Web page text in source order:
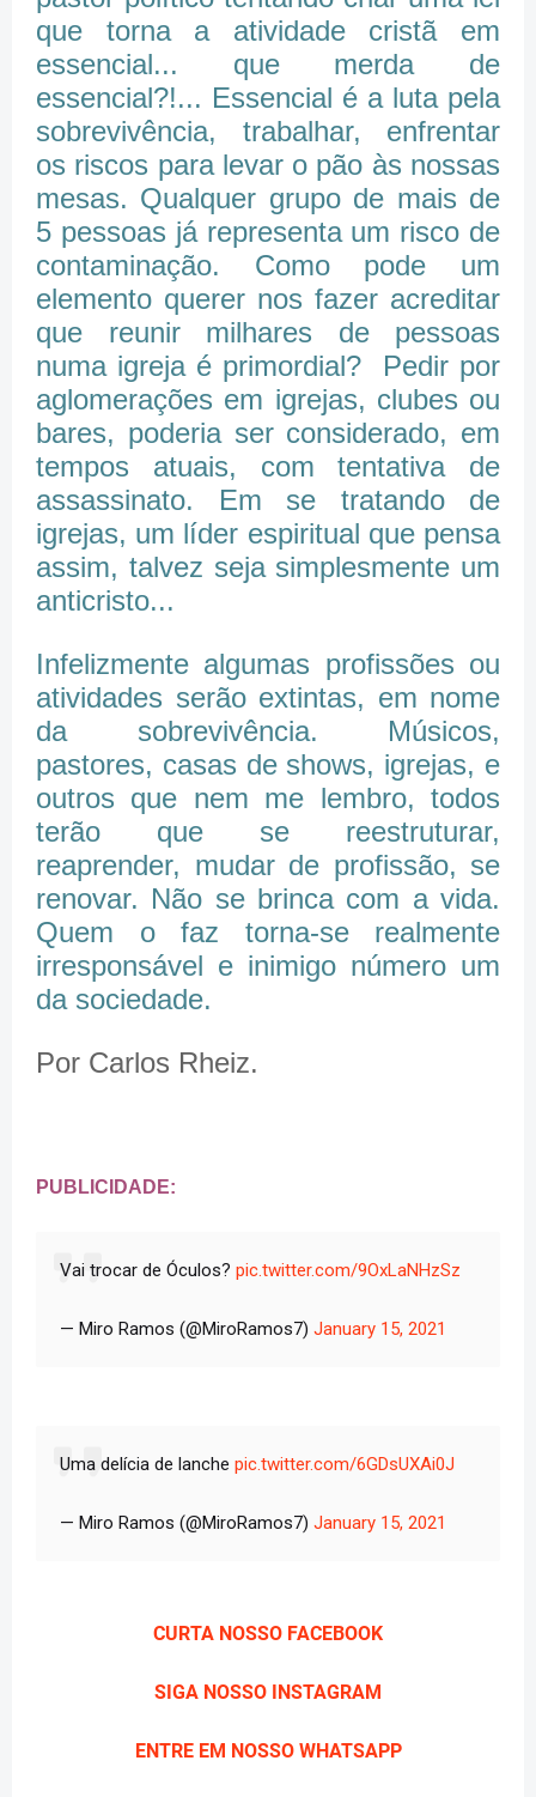
que torna a atividade cristã em
essencial... que merda de
essencial?!... Essencial é a luta pela
sobrevivência, trabalhar, enfrentar
os riscos para levar o pão às nossas
mesas. Qualquer grupo de mais de
5 pessoas já representa um risco de
contaminação. Como pode um
elemento querer nos fazer acreditar
que reunir milhares de pessoas
numa igreja é primordial? Pedir por
aglomerações em igrejas, clubes ou
bares, poderia ser considerado, em
tempos atuais, com tentativa de
assassinato. Em se tratando de
igrejas, um líder espiritual que pensa
assim, talvez seja simplesmente um
anticristo...
Infelizmente algumas profissões ou
atividades serão extintas, em nome
da sobrevivência. Músicos,
pastores, casas de shows, igrejas, e
outros que nem me lembro, todos
terão que se reestruturar,
reaprender, mudar de profissão, se
renovar. Não se brinca com a vida.
Quem o faz torna-se realmente
irresponsável e inimigo número um
da sociedade.
Por Carlos Rheiz.
PUBLICIDADE:
Vai trocar de Óculos? pic.twitter.com/9OxLaNHzSz
— Miro Ramos (@MiroRamos7) January 15, 2021
Uma delícia de lanche pic.twitter.com/6GDsUXAi0J
— Miro Ramos (@MiroRamos7) January 15, 2021
CURTA NOSSO FACEBOOK
SIGA NOSSO INSTAGRAM
ENTRE EM NOSSO WHATSAPP